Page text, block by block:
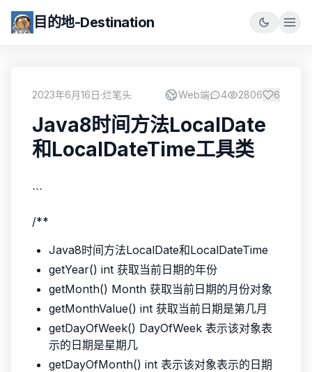
目的地-Destination
2023年6月16日·烂笔头 Web端 4 2806 6
Java8时间方法LocalDate
和LocalDateTime工具类
```
/**
Java8时间方法LocalDate和LocalDateTime
getYear() int 获取当前日期的年份
getMonth() Month 获取当前日期的月份对象
getMonthValue() int 获取当前日期是第几月
getDayOfWeek() DayOfWeek 表示该对象表
示的日期是星期几
getDayOfMonth() int 表示该对象表示的日期